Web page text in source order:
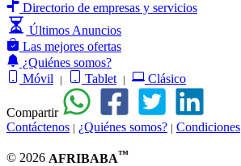
Directorio de empresas y servicios
Últimos Anuncios
Las mejores ofertas
¿Quiénes somos?
Móvil
| Tablet | Clásico
Compartir
Contáctenos | ¿Quiénes somos? | Condiciones
© 2026 AFRIBABA™